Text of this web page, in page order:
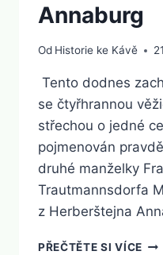
Annaburg
Od Historie ke Kávě
Tento dodnes
se čtyřhrannou
střechou o jedné
pojmenován
druhé manželky
Trautmannsdorfa
z Herberštejna
PŘEČTĚTE SI VÍCE